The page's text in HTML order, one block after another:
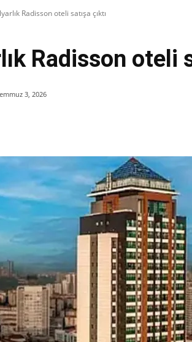
Radisson oteli satışa çıktı
Radisson oteli
3, 2026